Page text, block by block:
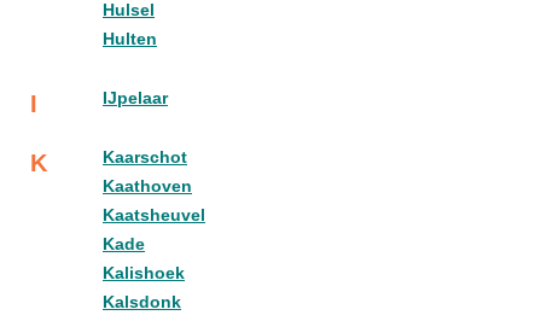
Hulsel
Hulten
I IJpelaar
K
Kaarschot
Kaathoven
Kaatsheuvel
Kade
Kalishoek
Kalsdonk